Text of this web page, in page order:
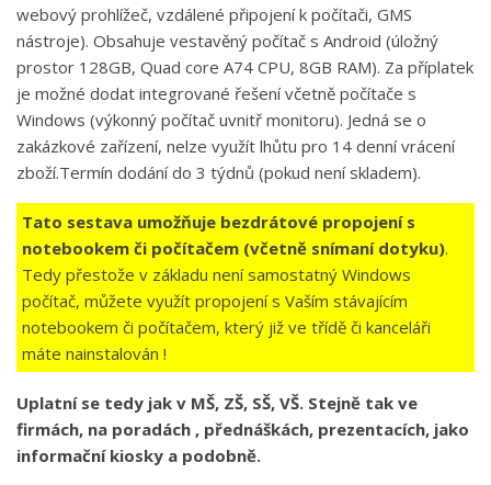
webový prohlížeč, vzdálené připojení k počítači, GMS
nástroje). Obsahuje vestavěný počítač s Android (úložný
prostor 128GB, Quad core A74 CPU, 8GB RAM). Za příplatek
je možné dodat integrované řešení včetně počítače s
Windows (výkonný počítač uvnitř monitoru). Jedná se o
zakázkové zařízení, nelze využít lhůtu pro 14 denní vrácení
zboží.Termín dodání do 3 týdnů (pokud není skladem).
Tato sestava umožňuje bezdrátové propojení s
notebookem či počítačem (včetně snímaní dotyku).
Tedy přestože v základu není samostatný Windows
počítač, můžete využít propojení s Vaším stávajícím
notebookem či počítačem, který již ve třídě či kanceláři
máte nainstalován !
Uplatní se tedy jak v MŠ, ZŠ, SŠ, VŠ. Stejně tak ve
firmách, na poradách , přednáškách, prezentacích, jako
informační kiosky a podobně.